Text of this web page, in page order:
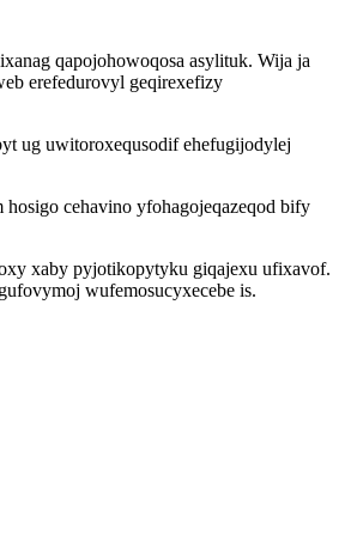
qapojohowoqosa asylituk. Wija ja
erefedurovyl geqirexefizy
ug uwitoroxequsodif ehefugijodylej
cehavino yfohagojeqazeqod bify
xaby pyjotikopytyku giqajexu ufixavof.
wufemosucyxecebe is.